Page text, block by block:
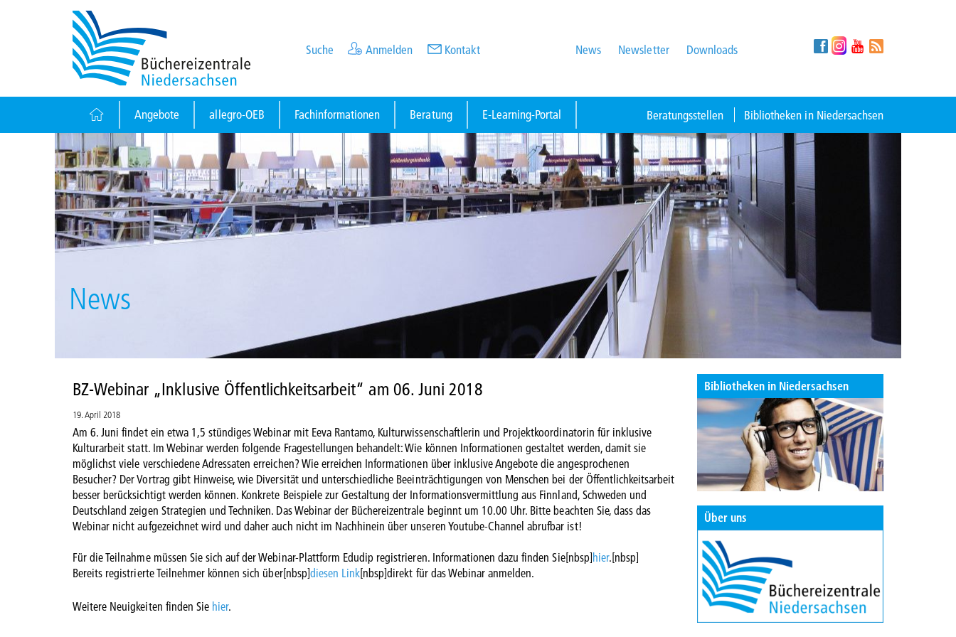
Suche Anmelden Kontakt News Newsletter Downloads
Angebote allegro-OEB Fachinformationen Beratung E-Learning-Portal Beratungsstellen Bibliotheken in Niedersachsen
News
BZ-Webinar „Inklusive Öffentlichkeitsarbeit“ am 06. Juni 2018
19. April 2018
Am 6. Juni findet ein etwa 1,5 stündiges Webinar mit Eeva Rantamo, Kulturwissenschaftlerin und Projektkoordinatorin für inklusive
Kulturarbeit statt. Im Webinar werden folgende Fragestellungen behandelt: Wie können Informationen gestaltet werden, damit sie
möglichst viele verschiedene Adressaten erreichen? Wie erreichen Informationen über inklusive Angebote die angesprochenen
Besucher? Der Vortrag gibt Hinweise, wie Diversität und unterschiedliche Beeinträchtigungen von Menschen bei der Öffentlichkeitsarbeit
besser berücksichtigt werden können. Konkrete Beispiele zur Gestaltung der Informationsvermittlung aus Finnland, Schweden und
Deutschland zeigen Strategien und Techniken. Das Webinar der Büchereizentrale beginnt um 10.00 Uhr. Bitte beachten Sie, dass das
Webinar nicht aufgezeichnet wird und daher auch nicht im Nachhinein über unseren Youtube-Channel abrufbar ist!
Für die Teilnahme müssen Sie sich auf der Webinar-Plattform Edudip registrieren. Informationen dazu finden Sie[nbsp]hier.[nbsp]
Bereits registrierte Teilnehmer können sich über[nbsp]diesen Link[nbsp]direkt für das Webinar anmelden.
Weitere Neuigkeiten finden Sie hier.
Bibliotheken in Niedersachsen
Über uns